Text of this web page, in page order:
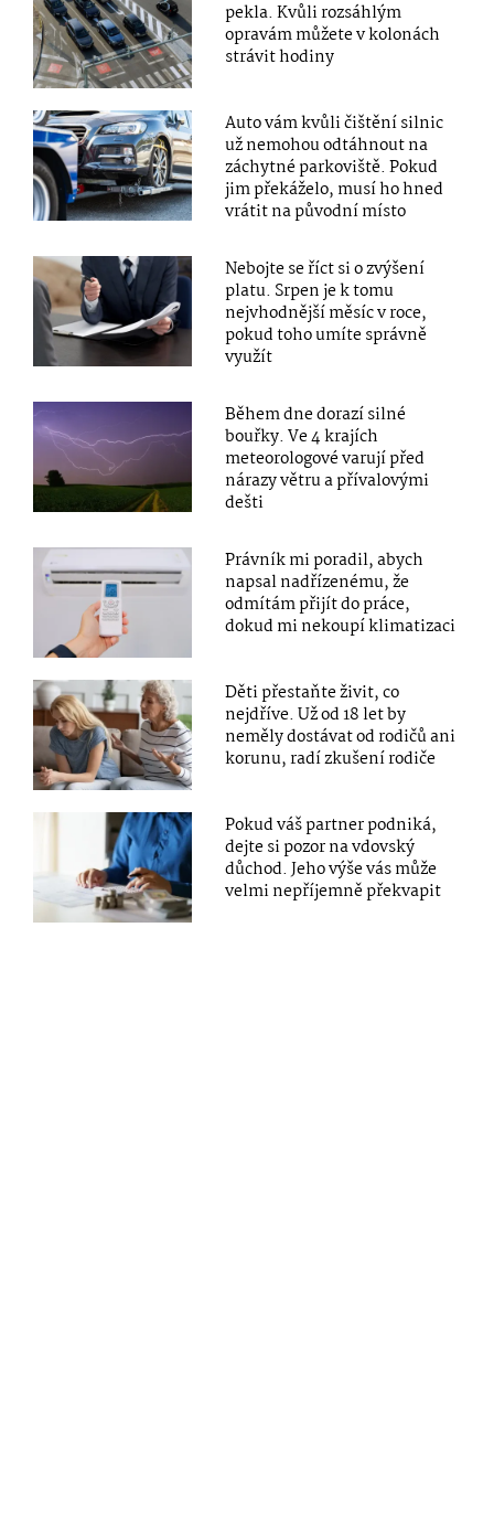
pekla. Kvůli rozsáhlým
opravám můžete v kolonách
strávit hodiny
Auto vám kvůli čištění silnic
už nemohou odtáhnout na
záchytné parkoviště. Pokud
jim překáželo, musí ho hned
vrátit na původní místo
Nebojte se říct si o zvýšení
platu. Srpen je k tomu
nejvhodnější měsíc v roce,
pokud toho umíte správně
využít
Během dne dorazí silné
bouřky. Ve 4 krajích
meteorologové varují před
nárazy větru a přívalovými
dešti
Právník mi poradil, abych
napsal nadřízenému, že
odmítám přijít do práce,
dokud mi nekoupí klimatizaci
Děti přestaňte živit, co
nejdříve. Už od 18 let by
neměly dostávat od rodičů ani
korunu, radí zkušení rodiče
Pokud váš partner podniká,
dejte si pozor na vdovský
důchod. Jeho výše vás může
velmi nepříjemně překvapit